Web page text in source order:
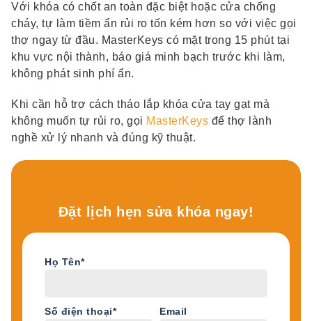
Với khóa có chốt an toàn đặc biệt hoặc cửa chống
cháy, tự làm tiềm ẩn rủi ro tốn kém hơn so với việc gọi
thợ ngay từ đầu. MasterKeys có mặt trong 15 phút tại
khu vực nội thành, báo giá minh bạch trước khi làm,
không phát sinh phí ẩn.
Khi cần hỗ trợ cách tháo lắp khóa cửa tay gạt mà
không muốn tự rủi ro, gọi MasterKeys để thợ lành
nghề xử lý nhanh và đúng kỹ thuật.
Đặt lịch hẹn sửa khóa ngay!
Họ Tên*
Số điện thoại* Email